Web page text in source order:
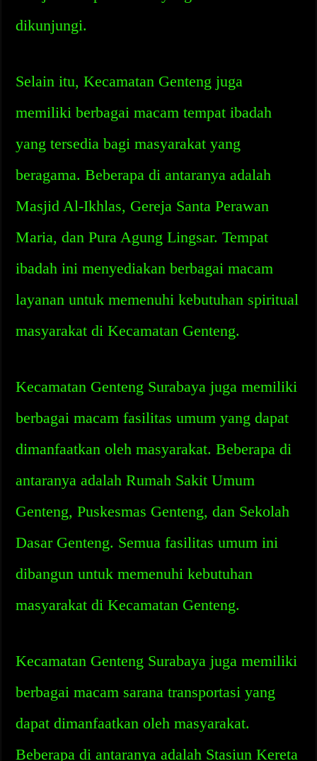
dikunjungi.
Selain itu, Kecamatan Genteng juga
memiliki berbagai macam tempat ibadah
yang tersedia bagi masyarakat yang
beragama. Beberapa di antaranya adalah
Masjid Al-Ikhlas, Gereja Santa Perawan
Maria, dan Pura Agung Lingsar. Tempat
ibadah ini menyediakan berbagai macam
layanan untuk memenuhi kebutuhan spiritual
masyarakat di Kecamatan Genteng.
Kecamatan Genteng Surabaya juga memiliki
berbagai macam fasilitas umum yang dapat
dimanfaatkan oleh masyarakat. Beberapa di
antaranya adalah Rumah Sakit Umum
Genteng, Puskesmas Genteng, dan Sekolah
Dasar Genteng. Semua fasilitas umum ini
dibangun untuk memenuhi kebutuhan
masyarakat di Kecamatan Genteng.
Kecamatan Genteng Surabaya juga memiliki
berbagai macam sarana transportasi yang
dapat dimanfaatkan oleh masyarakat.
Beberapa di antaranya adalah Stasiun Kereta